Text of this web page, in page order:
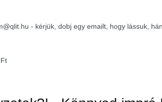
- kérjük, dobj egy emailt, hogy lássuk,